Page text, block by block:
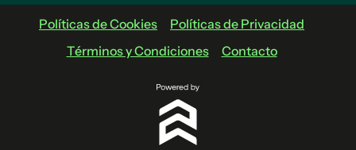
Políticas de Cookies
Políticas de Privacidad
Términos y Condiciones
Contacto